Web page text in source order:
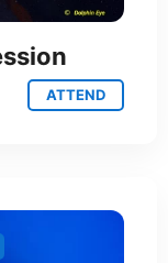
ATTEND